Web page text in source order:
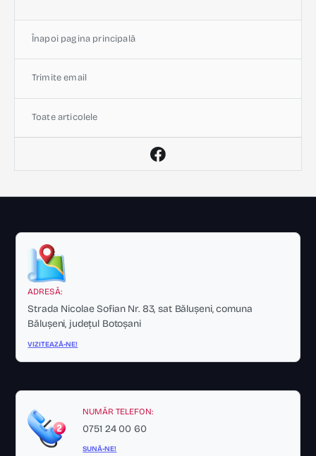
Înapoi pagina principală
Trimite email
Toate articolele
ADRESĂ:
Strada Nicolae Sofian Nr. 83, sat Bălușeni, comuna
Bălușeni, județul Botoșani
VIZITEAZĂ-NE!
NUMĂR TELEFON:
0751 24 00 60
SUNĂ-NE!